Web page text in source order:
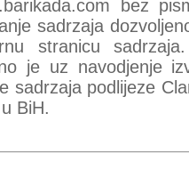
bez
sadrzaja
stranicu
je uz navodjenje
sadrzaja podlijeze
BiH.